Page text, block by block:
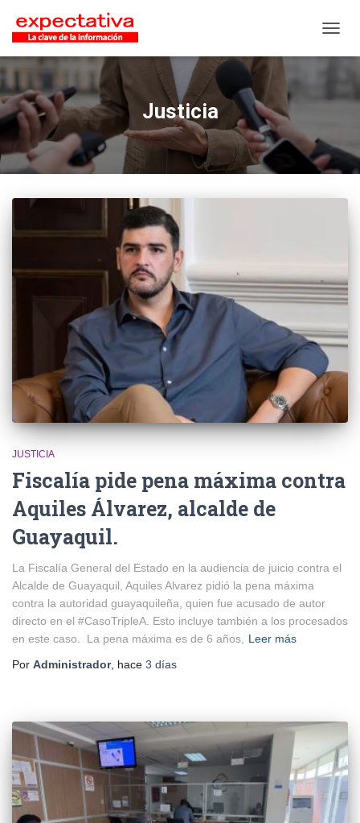
Justicia
JUSTICIA
Fiscalía pide pena máxima contra
Aquiles Álvarez, alcalde de
Guayaquil.
La Fiscalía General del Estado en la audiencia de juicio contra el
Alcalde de Guayaquil, Aquiles Alvarez pidió la pena máxima
contra la autoridad guayaquileña, quien fue acusado de autor
directo en el #CasoTripleA. Esto incluye también a los procesados
en este caso. La pena máxima es de 6 años,
Leer más
Por Administrador, hace 3 días